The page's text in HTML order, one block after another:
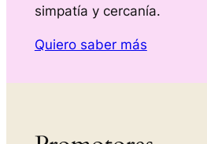
simpatía y cercanía.
Quiero saber más